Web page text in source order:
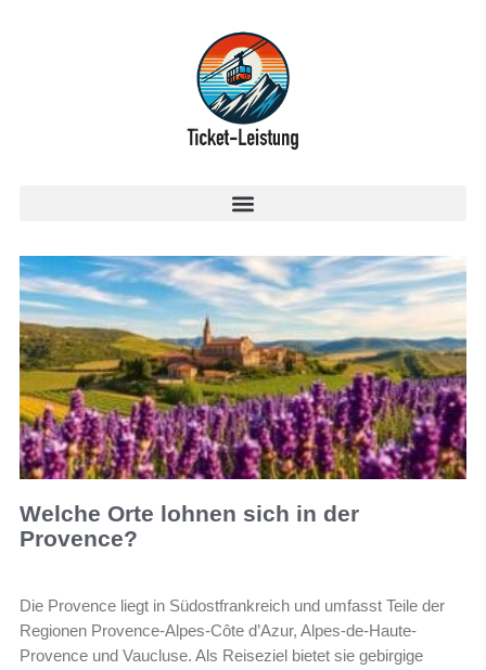
Welche Orte lohnen sich in der
Provence?
Die Provence liegt in Südostfrankreich und umfasst Teile der
Regionen Provence-Alpes-Côte d’Azur, Alpes-de-Haute-
Provence und Vaucluse. Als Reiseziel bietet sie gebirgige